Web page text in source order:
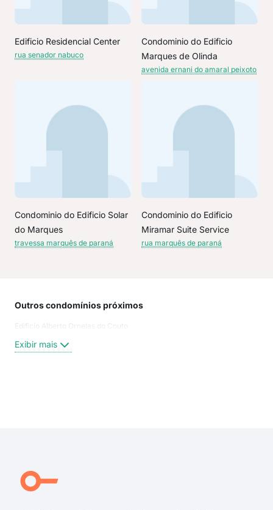
Edificio Residencial Center
rua senador nabuco
Condominio do Edificio
Marques de Olinda
avenida ernani do amaral peixoto
Condominio do Edificio Solar
do Marques
travessa marquês de paraná
Condominio do Edificio
Miramar Suite Service
rua marquês de paraná
Outros condomínios próximos
Edificio Alberto Ornelas do Couto
Exibir mais